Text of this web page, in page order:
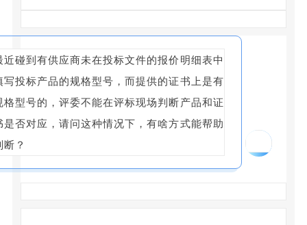
近碰到有供应商未在投标文件的报价明细表中
写投标产品的规格型号，而提供的证书上是有
格型号的，评委不能在评标现场判断产品和证
是否对应，请问这种情况下，有啥方式能帮助
断？